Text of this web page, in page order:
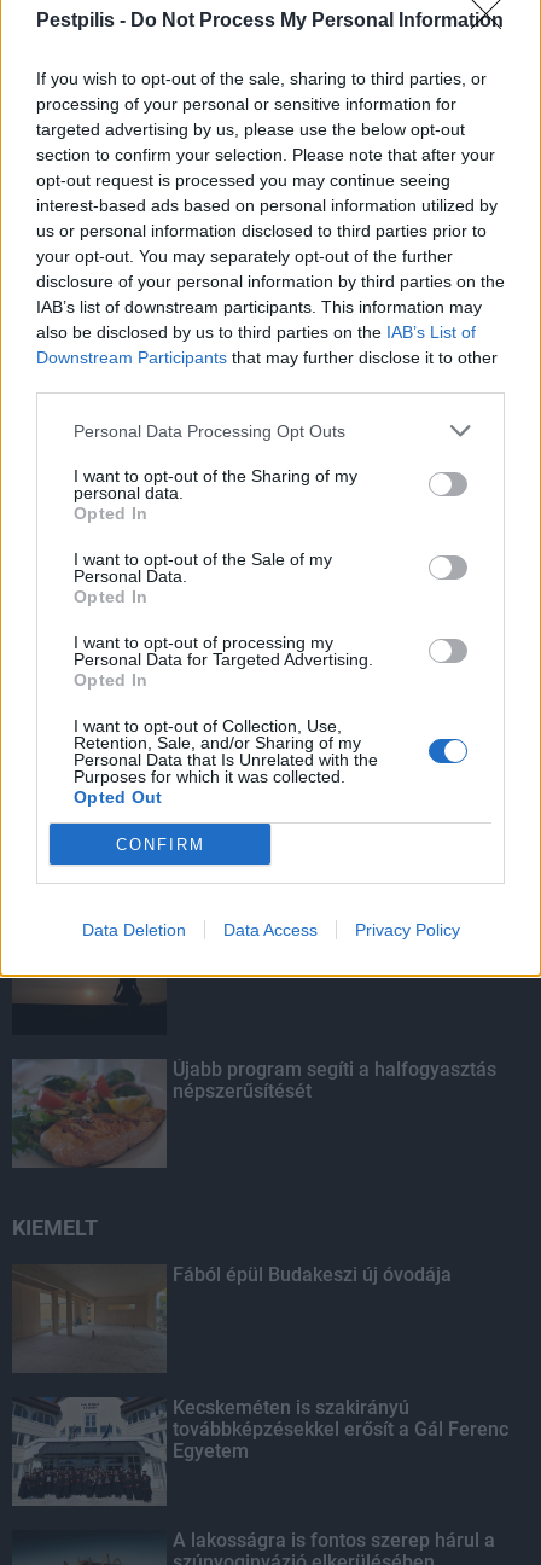
Pestpilis - Do Not Process My Personal Information
If you wish to opt-out of the sale, sharing to third parties, or
processing of your personal or sensitive information for
targeted advertising by us, please use the below opt-out
section to confirm your selection. Please note that after your
opt-out request is processed you may continue seeing
interest-based ads based on personal information utilized by
us or personal information disclosed to third parties prior to
your opt-out. You may separately opt-out of the further
disclosure of your personal information by third parties on the
IAB’s list of downstream participants. This information may
also be disclosed by us to third parties on the IAB’s List of
Downstream Participants that may further disclose it to other
Personal Data Processing Opt Outs
I want to opt-out of the Sharing of my
personal data.
Opted In
I want to opt-out of the Sale of my
Personal Data.
Opted In
I want to opt-out of processing my
Personal Data for Targeted Advertising.
Opted In
I want to opt-out of Collection, Use,
Retention, Sale, and/or Sharing of my
Personal Data that Is Unrelated with the
Purposes for which it was collected.
Opted Out
CONFIRM
Data Deletion Data Access Privacy Policy
Helyi
Amire többmillióan vártunk: szombattól
Pest megye
Fából épül Budakeszi új óvodája
Országos
Kecskeméten is szakirányú
továbbképzésekkel erősít a Gál Ferenc
Egyetem
HIRDETÉS
HIRDETÉS
HIRDETÉS
LEGOLVASOTTABB
Amire többmillióan vártunk: szombattól
Újabb program segíti a halfogyasztás
népszerűsítését
KIEMELT
Fából épül Budakeszi új óvodája
Kecskeméten is szakirányú
továbbképzésekkel erősít a Gál Ferenc
Egyetem
A lakosságra is fontos szerep hárul a